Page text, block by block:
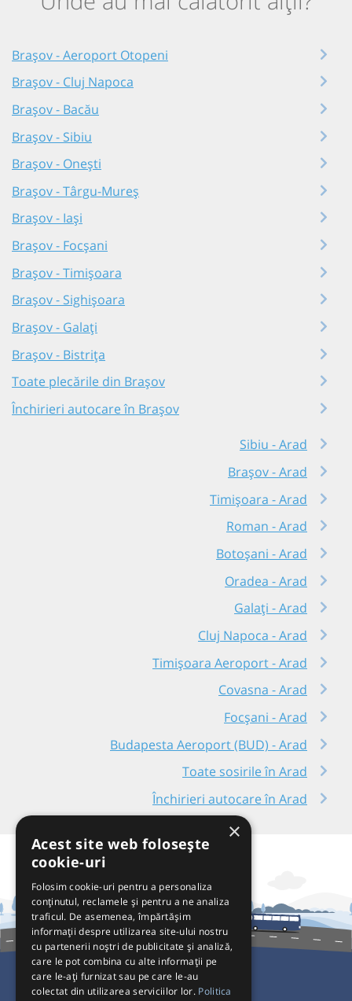
Brașov - Aeroport Otopeni
Brașov - Cluj Napoca
Brașov - Bacău
Brașov - Sibiu
Brașov - Onești
Brașov - Târgu-Mureș
Brașov - Iași
Brașov - Focșani
Brașov - Timișoara
Brașov - Sighișoara
Brașov - Galați
Brașov - Bistrița
Toate plecările din Brașov
Închirieri autocare în Brașov
Sibiu - Arad
Brașov - Arad
Timișoara - Arad
Roman - Arad
Botoșani - Arad
Oradea - Arad
Galați - Arad
Cluj Napoca - Arad
Timișoara Aeroport - Arad
Covasna - Arad
Focșani - Arad
Budapesta Aeroport (BUD) - Arad
Toate sosirile în Arad
Închirieri autocare în Arad
×
Acest site web folosește
cookie-uri
Folosim cookie-uri pentru a personaliza
conținutul, reclamele și pentru a ne analiza
traficul. De asemenea, împărtășim
informații despre utilizarea site-ului nostru
cu partenerii noștri de publicitate și analiză,
care le pot combina cu alte informații pe
care le-ați furnizat sau pe care le-au
colectat din utilizarea serviciilor lor. Politica